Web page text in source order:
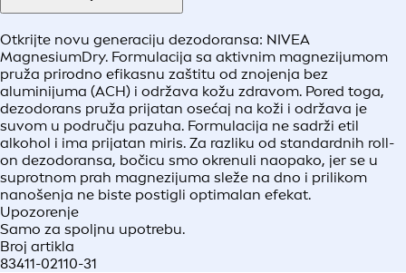
Otkrijte novu generaciju dezodoransa: NIVEA
MagnesiumDry. Formulacija sa aktivnim magnezijumom
pruža prirodno efikasnu zaštitu od znojenja bez
aluminijuma (ACH) i održava kožu zdravom. Pored toga,
dezodorans pruža prijatan osećaj na koži i održava je
suvom u području pazuha. Formulacija ne sadrži etil
alkohol i ima prijatan miris. Za razliku od standardnih roll-
on dezodoransa, bočicu smo okrenuli naopako, jer se u
suprotnom prah magnezijuma sleže na dno i prilikom
nanošenja ne biste postigli optimalan efekat.
Upozorenje
Samo za spoljnu upotrebu.
Broj artikla
83411-02110-31